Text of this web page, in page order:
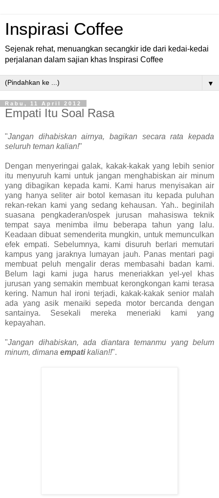
Inspirasi Coffee
Sejenak rehat, menuangkan secangkir ide dari kedai-kedai
perjalanan dalam sajian khas Inspirasi Coffee
▼
Rabu, 11 April 2012
Empati Itu Soal Rasa
"Jangan dihabiskan airnya, bagikan secara rata kepada
seluruh teman kalian!"
Dengan menyeringai galak, kakak-kakak yang lebih senior
itu menyuruh kami untuk jangan menghabiskan air minum
yang dibagikan kepada kami. Kami harus menyisakan air
yang hanya seliter air botol kemasan itu kepada puluhan
rekan-rekan kami yang sedang kehausan. Yah.. beginilah
suasana pengkaderan/ospek jurusan mahasiswa teknik
tempat saya menimba ilmu beberapa tahun yang lalu.
Keadaan dibuat semenderita mungkin, untuk memunculkan
efek empati. Sebelumnya, kami disuruh berlari memutari
kampus yang jaraknya lumayan jauh. Panas mentari pagi
membuat peluh mengalir deras membasahi badan kami.
Belum lagi kami juga harus meneriakkan yel-yel khas
jurusan yang semakin membuat kerongkongan kami terasa
kering. Namun hal ironi terjadi, kakak-kakak senior malah
ada yang asik menaiki sepeda motor bercanda dengan
santainya. Sesekali mereka meneriaki kami yang
kepayahan.
"Jangan dihabiskan, ada diantara temanmu yang belum
minum, dimana empatikalian!!".